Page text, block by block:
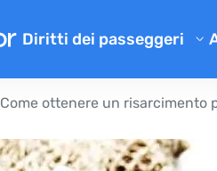
Diritti dei passeggeri
Verifica risarcimento
Risarcimento per volo in
Risarcimento per volo
Come ottenere un risarcimento